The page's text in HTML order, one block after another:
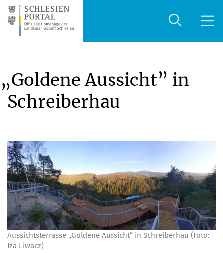
„Goldene Aussicht” in
Schreiberhau
Aus­sichts­ter­ras­se „Gol­de­ne Aus­sicht” in Schrei­ber­hau (Foto:
Iza Liwacz)